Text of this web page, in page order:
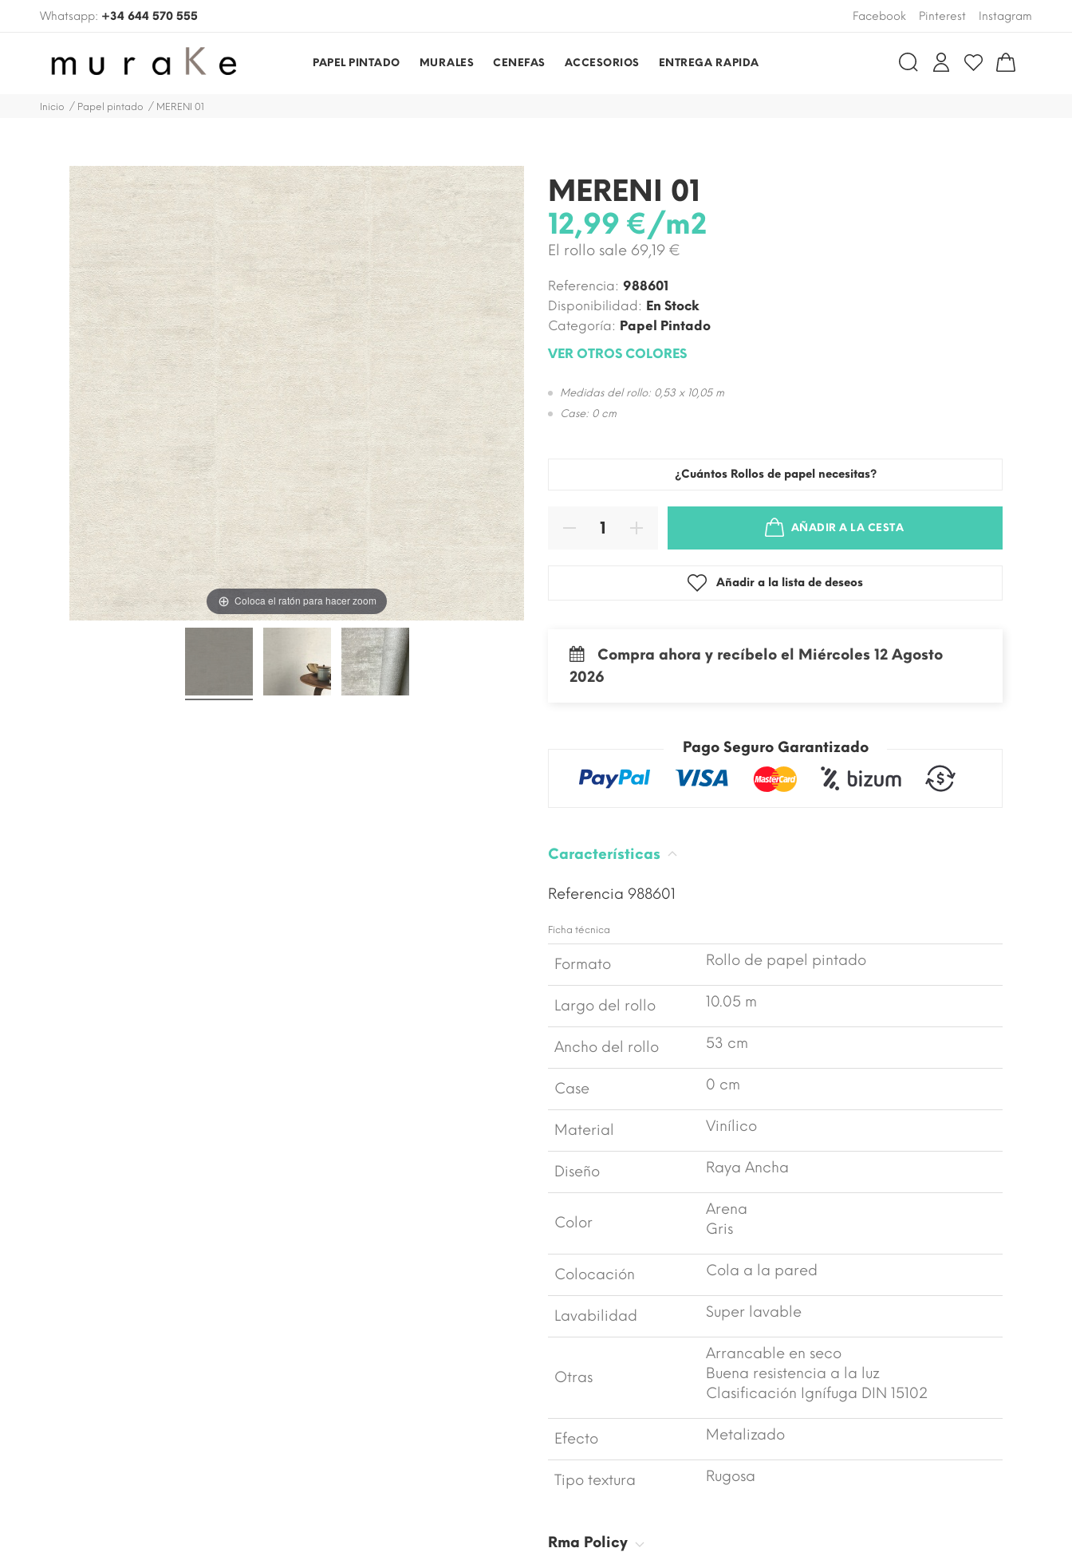
Whatsapp: +34 644 570 555 Facebook Pinterest Instagram
PAPEL PINTADO MURALES CENEFAS ACCESORIOS ENTREGA RAPIDA
Inicio Papel pintado MERENI 01
Coloca el ratón para hacer zoom
MERENI 01
12,99 €/m2
El rollo sale 69,19 €
Referencia: 988601
Disponibilidad: En Stock
Categoría: Papel Pintado
VER OTROS COLORES
Medidas del rollo: 0,53 x 10,05 m
Case: 0 cm
¿Cuántos Rollos de papel necesitas?
AÑADIR A LA CESTA
Añadir a la lista de deseos
Compra ahora y recíbelo el Miércoles 12 Agosto
2026
Pago Seguro Garantizado
Características
Referencia 988601
Ficha técnica
Formato Rollo de papel pintado
Largo del rollo 10.05 m
Ancho del rollo 53 cm
Case 0 cm
Material Vinílico
Diseño Raya Ancha
Color
Arena
Gris
Colocación Cola a la pared
Lavabilidad Super lavable
Otras
Arrancable en seco
Buena resistencia a la luz
Clasificación Ignífuga DIN 15102
Efecto Metalizado
Tipo textura Rugosa
Rma Policy